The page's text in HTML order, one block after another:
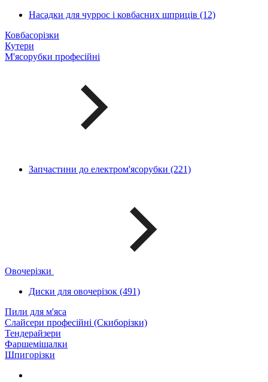
Насадки для чуррос і ковбасних шприців (12)
Ковбасорізки
Кутери
М'ясорубки професійні
Запчастини до електром'ясорубки (221)
Овочерізки
Диски для овочерізок (491)
Пили для м'яса
Слайсери професійні (Скиборізки)
Тендерайзери
Фаршемішалки
Шпигорізки